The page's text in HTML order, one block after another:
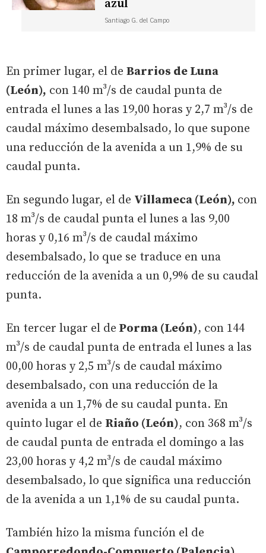
azul
Santiago G. del Campo
En primer lugar, el de Barrios de Luna
(León), con 140 m³/s de caudal punta de
entrada el lunes a las 19,00 horas y 2,7 m³/s de
caudal máximo desembalsado, lo que supone
una reducción de la avenida a un 1,9% de su
caudal punta.
En segundo lugar, el de Villameca (León), con
18 m³/s de caudal punta el lunes a las 9,00
horas y 0,16 m³/s de caudal máximo
desembalsado, lo que se traduce en una
reducción de la avenida a un 0,9% de su caudal
punta.
En tercer lugar el de Porma (León), con 144
m³/s de caudal punta de entrada el lunes a las
00,00 horas y 2,5 m³/s de caudal máximo
desembalsado, con una reducción de la
avenida a un 1,7% de su caudal punta. En
quinto lugar el de Riaño (León), con 368 m³/s
de caudal punta de entrada el domingo a las
23,00 horas y 4,2 m³/s de caudal máximo
desembalsado, lo que significa una reducción
de la avenida a un 1,1% de su caudal punta.
También hizo la misma función el de